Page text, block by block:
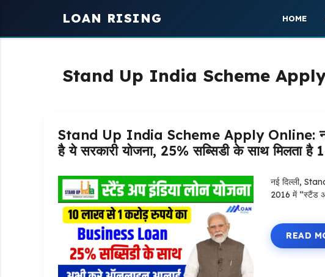
LOAN RISING HOME
Stand Up India Scheme
Stand Up India Scheme Apply Online: नया
है ये सरकारी योजना, 25% सब्सिडी के साथ मिलता है
नई दिल्ली,
2016 में “स्टैंड
READ